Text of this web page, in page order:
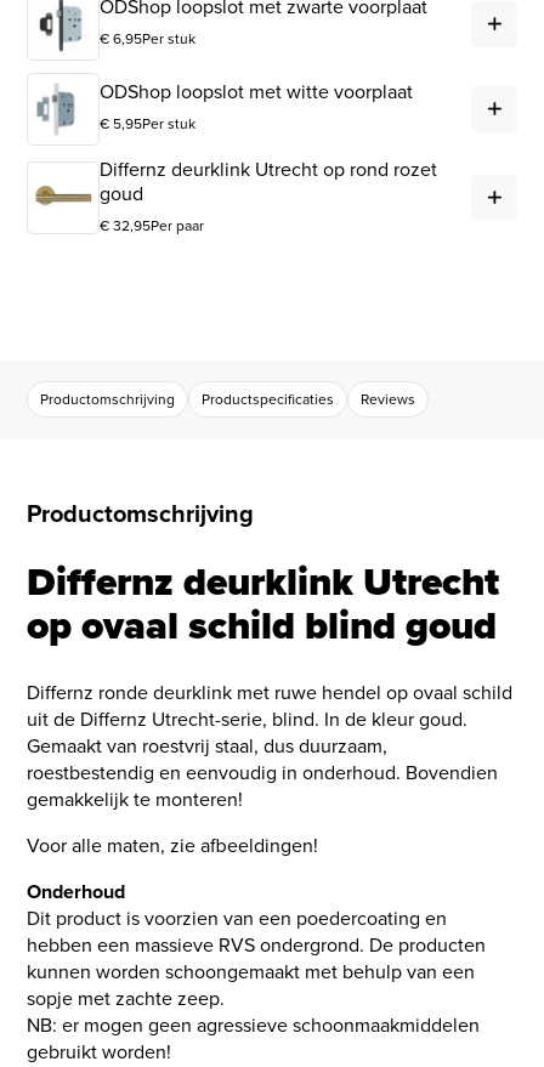
ODShop loopslot met zwarte voorplaat
€6,95Per stuk
ODShop loopslot met witte voorplaat
€ 5,95Per stuk
Differnz deurklink Utrecht op rond rozet
goud
€32,95Per paar
Productomschrijving Productspecificaties Reviews
Productomschrijving
Differnz deurklink Utrecht
op ovaal schild blind goud
Differnz ronde deurklink met ruwe hendel op ovaal schild
uit de Differnz Utrecht-serie, blind. In de kleur goud.
Gemaakt van roestvrij staal, dus duurzaam,
roestbestendig en eenvoudig in onderhoud. Bovendien
gemakkelijk te monteren!
Voor alle maten, zie afbeeldingen!
Onderhoud
Dit product is voorzien van een poedercoating en
hebben een massieve RVS ondergrond. De producten
kunnen worden schoongemaakt met behulp van een
sopje met zachte zeep.
NB: er mogen geen agressieve schoonmaakmiddelen
gebruikt worden!